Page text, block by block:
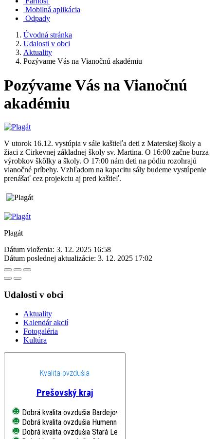
Mobilná aplikácia
Odpady
Úvodná stránka
Udalosti v obci
Aktuality
Pozývame Vás na Vianočnú akadémiu
Pozývame Vás na Vianočnú
akadémiu
V utorok 16.12. vystúpia v sále kaštieľa deti z Materskej školy a
žiaci z Cirkevnej základnej školy sv. Martina. O 16:00 začne burza
výrobkov škôlky a školy. O 17:00 nám deti na pódiu rozohrajú
vianočné príbehy. Vzhľadom na kapacitu sály budeme vystúpenie
prenášať cez projekciu aj pred kaštieľ.
Plagát
Dátum vloženia: 3. 12. 2025 16:58
Dátum poslednej aktualizácie: 3. 12. 2025 17:02
Udalosti v obci
Aktuality
Kalendár akcií
Fotogaléria
Kultúra
Kvalita ovzdušia
Prešovský kraj
Dobrá kvalita ovzdušia Bardejov, Pod Vinbargom
Dobrá kvalita ovzdušia Humenné, Nám. Slobody
Dobrá kvalita ovzdušia Stará Lesná, AÚ SAV, EMEP